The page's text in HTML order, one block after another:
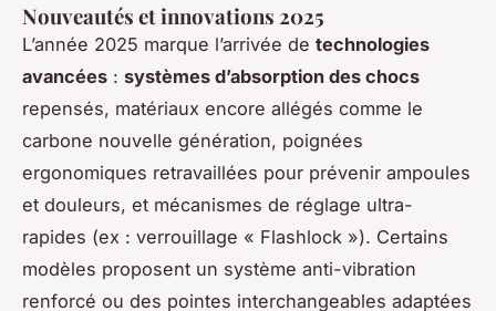
Nouveautés et innovations 2025
L’année 2025 marque l’arrivée de technologies
avancées : systèmes d’absorption des chocs
repensés, matériaux encore allégés comme le
carbone nouvelle génération, poignées
ergonomiques retravaillées pour prévenir ampoules
et douleurs, et mécanismes de réglage ultra-
rapides (ex : verrouillage « Flashlock »). Certains
modèles proposent un système anti-vibration
renforcé ou des pointes interchangeables adaptées